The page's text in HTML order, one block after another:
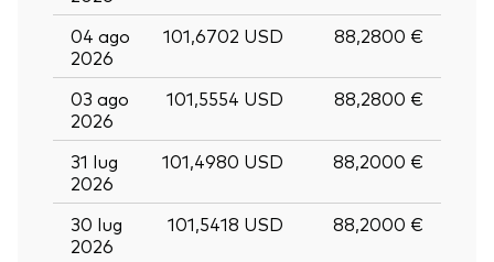
04 ago
2026
101,6702 USD 88,2800 €
03 ago
2026
101,5554 USD 88,2800 €
31 lug
2026
101,4980 USD 88,2000 €
30 lug
2026
101,5418 USD 88,2000 €